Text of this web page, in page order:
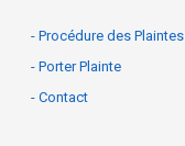
- Procédure des Plaintes
- Porter Plainte
- Contact